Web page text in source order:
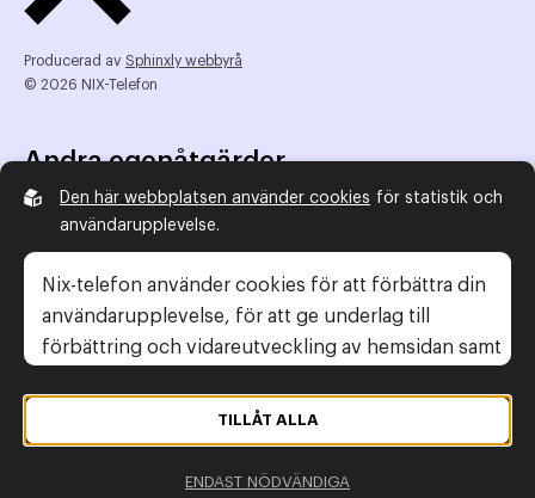
Producerad av Sphinxly webbyrå
© 2026 NIX-Telefon
Andra egenåtgärder
NIX Telefon
NIX addresserat
Reklamombudsmannen
Konsumentverket
Legal information
Gör anmälan
Personuppgiftspolicy
Den här webbplatsen använder cookies för statistik och
användarupplevelse.
Nix-telefon använder cookies för att förbättra din
användarupplevelse, för att ge underlag till
förbättring och vidareutveckling av hemsidan samt
personuppgiftspolicy
ENDAST NÖDVÄNDIGA
TILLÅT ALLA